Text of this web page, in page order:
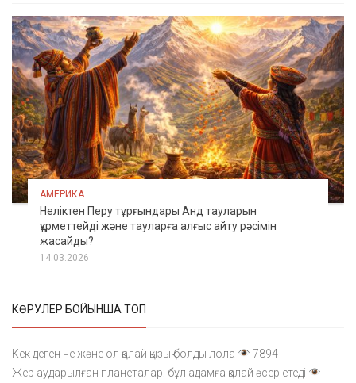
АМЕРИКА
Неліктен Перу тұрғындары Анд тауларын
құрметтейді және тауларға алғыс айту рәсімін
жасайды?
14.03.2026
КӨРУЛЕР БОЙЫНША ТОП
Кек деген не және ол қалай қызық болды лола
7894
Жер аударылған планеталар: бұл адамға қалай әсер етеді